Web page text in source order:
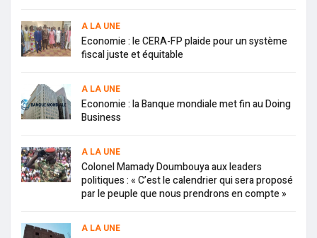
A LA UNE
Economie : le CERA-FP plaide pour un système
fiscal juste et équitable
A LA UNE
Economie : la Banque mondiale met fin au Doing
Business
A LA UNE
Colonel Mamady Doumbouya aux leaders
politiques : « C’est le calendrier qui sera proposé
par le peuple que nous prendrons en compte »
A LA UNE